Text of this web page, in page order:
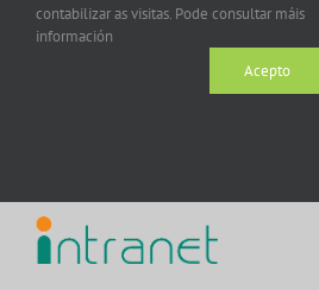
contabilizar as visitas. Pode consultar máis
información
Acepto